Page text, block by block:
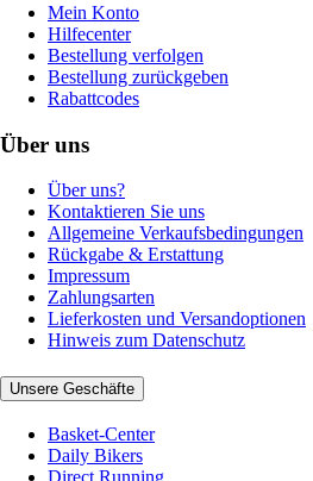
Mein Konto
Hilfecenter
Bestellung verfolgen
Bestellung zurückgeben
Rabattcodes
Über uns
Über uns?
Kontaktieren Sie uns
Allgemeine Verkaufsbedingungen
Rückgabe & Erstattung
Impressum
Zahlungsarten
Lieferkosten und Versandoptionen
Hinweis zum Datenschutz
Unsere Geschäfte
Basket-Center
Daily Bikers
Direct Running